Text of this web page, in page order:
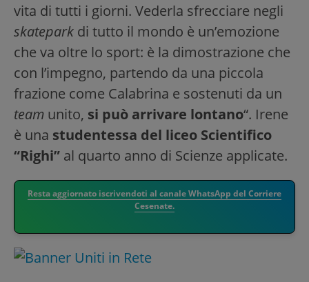
vita di tutti i giorni. Vederla sfrecciare negli
skatepark di tutto il mondo è un’emozione
che va oltre lo sport: è la dimostrazione che
con l’impegno, partendo da una piccola
frazione come Calabrina e sostenuti da un
team unito, si può arrivare lontano“. Irene
è una studentessa del liceo Scientifico
“Righi” al quarto anno di Scienze applicate.
Resta aggiornato iscrivendoti al canale WhatsApp del Corriere
Cesenate.